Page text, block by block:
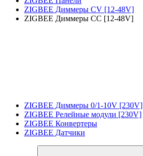
ZIGBEE Диммеры CV [12-48V]
ZIGBEE Диммеры CC [12-48V]
ZIGBEE Диммеры 0/1-10V [230V]
ZIGBEE Релейные модули [230V]
ZIGBEE Конвертеры
ZIGBEE Датчики